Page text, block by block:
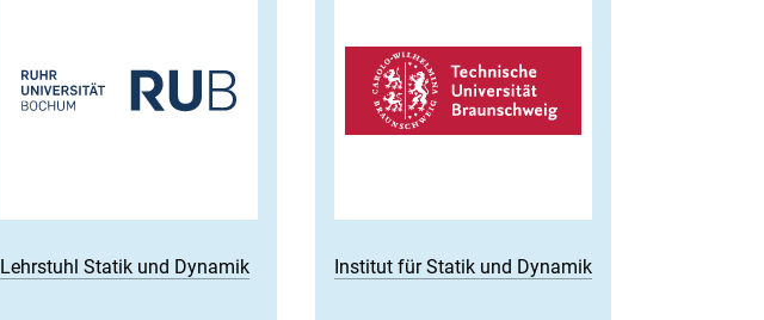
Lehrstuhl Statik und Dynamik Institut für Statik und Dynamik